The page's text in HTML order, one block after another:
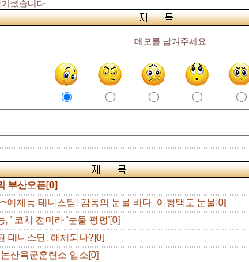
셨습니다.
메모를 남겨주세요.
부산오픈[0]
예체능 테니스팀! 감동의 눈물 바다. 이형택도 눈물[0]
' 코치 전미라 '눈물 펑펑'[0]
테니스단, 해체되나?[0]
산육군훈련소 입소[0]